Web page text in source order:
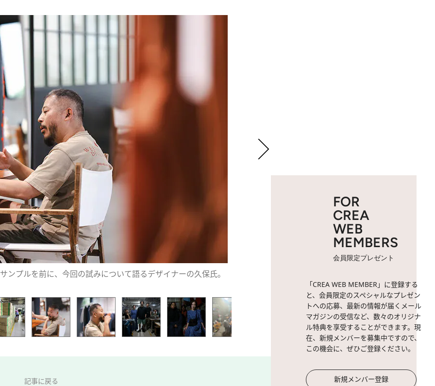
ンプルを前に、今回の試みについて語るデザイナーの久保氏。
てくれた。
記事に戻る
FOR
CREA
WEB
MEMBERS
会員限定プレゼント
「CREA WEB MEMBER」に登録する
と、会員限定のスペシャルなプレゼン
トへの応募、最新の情報が届くメール
マガジンの受信など、数々のオリジナ
ル特典を享受することができます。現
在、新規メンバーを募集中ですので、
この機会に、ぜひご登録ください。
新規メンバー登録